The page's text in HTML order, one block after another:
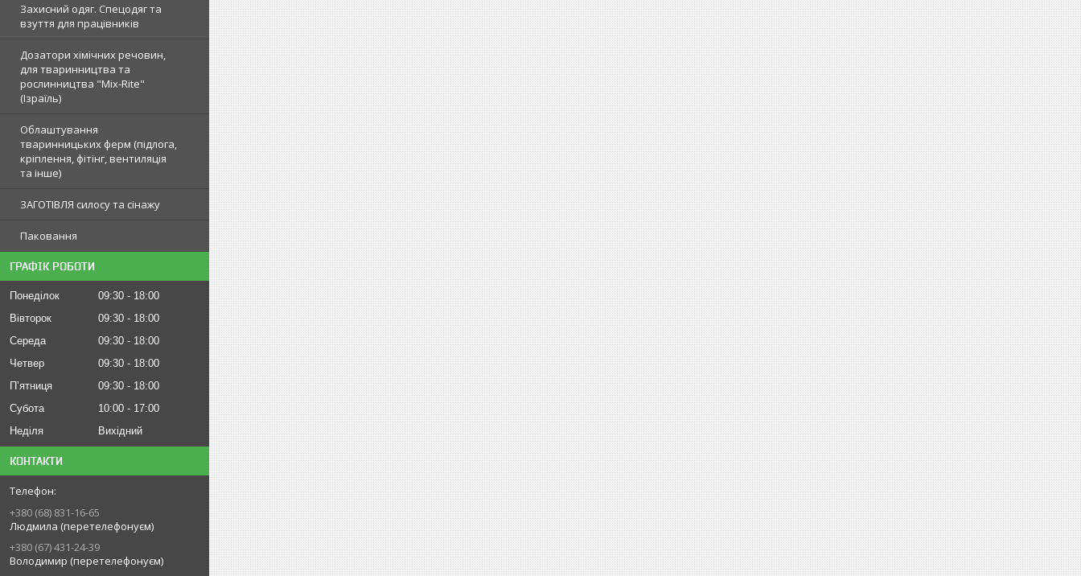
Захисний одяг. Спецодяг та
взуття для працівників
Дозатори хімічних речовин,
для тваринництва та
рослинництва "Mix-Rite"
(Ізраїль)
Облаштування
тваринницьких ферм (підлога,
кріплення, фітінг, вентиляція
та інше)
ЗАГОТІВЛЯ силосу та сінажу
Паковання
ГРАФІК РОБОТИ
Понеділок 09:30
18:00
Вівторок
09:30
18:00
Середа
09:30
18:00
Четвер
09:30
18:00
Пʼятниця
09:30
18:00
Субота
10:00
17:00
Неділя
Вихідний
КОНТАКТИ
+380 (68) 831-16-65
Людмила (перетелефонуєм)
+380 (67) 431-24-39
Володимир (перетелефонуєм)